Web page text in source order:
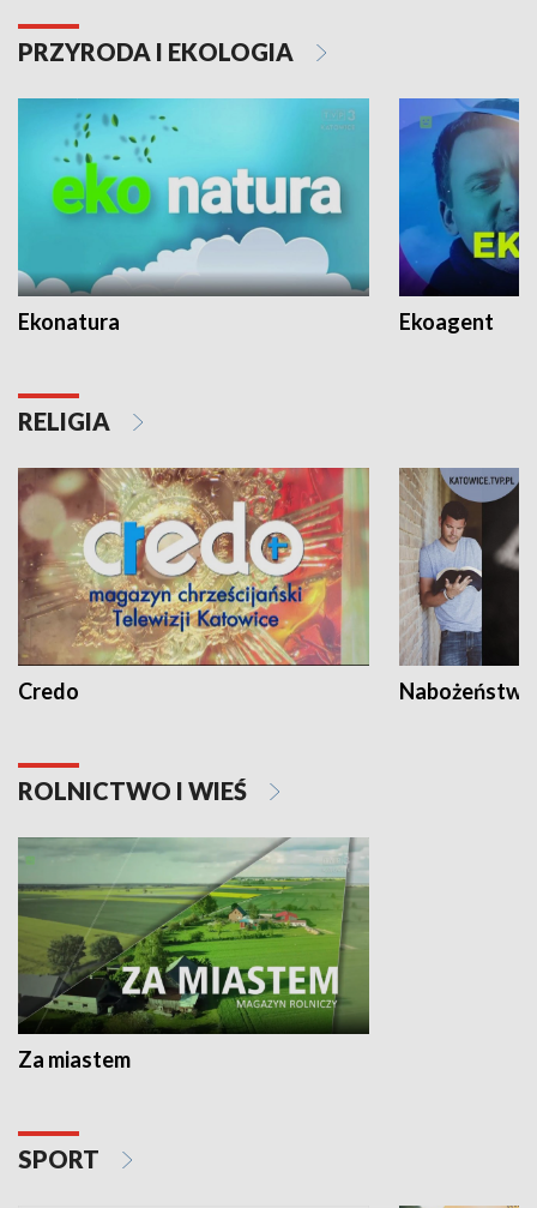
PRZYRODA I EKOLOGIA
Ekonatura Ekoagent
RELIGIA
Credo
ROLNICTWO I WIEŚ
Za miastem
SPORT